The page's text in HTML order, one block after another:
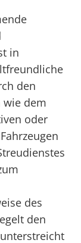
in
den
wie dem
oder
des
den